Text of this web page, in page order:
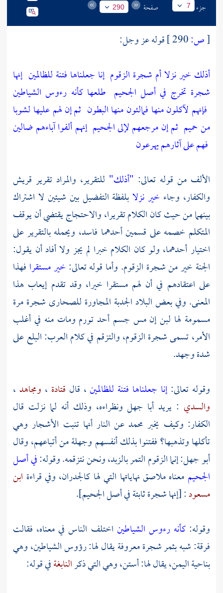
جزء 7 صفحة 290
[ص:
قوله عز وجل:
أذلك خير نزلا أم شجرة الزقوم إنا جعلناها فتنة للظالمين إنها
شجرة تخرج في أصل الجحيم طلعها كأنه رءوس الشياطين
فإنهم لآكلون منها فمالئون منها البطون ثم إن لهم عليها لشوبا
من حميم ثم إن مرجعهم لإلى الجحيم إنهم ألفوا آباءهم ضالين
فهم على آثارهم يهرعون
الألف من قوله تعالى: "أذلك" للتقرير، والمراد تقرير قريش
والكفار، وجاء خير نزلابلفظة التفضيل بين شيئين لا اشتراك
بينهما من حيث كان الكلام تقريرا، والاحتجاج يقتضي أن يوقف
المتكلم خصمه على قسمين أحدهما فاسد، ويحمله بالتقرير على
اختيار أحدهما، ولو كان الكلام خبرا لم يجز ولا أفاد أن يقول:
الجنة خير من شجرة الزقوم. وأما قوله تعالى: خير مستقرا فهذا
على اعتقادهم في أن لهم مستقرا خيرا، وقد تقدم إيعاب هذا
المعنى. وفي بعض البلاد الجدبة المجاورة للصحارى شجرة مرة
مسمومة لها لبن إن مس جسم أحد تورم ومات منه في أغلب
الأمر، تسمى شجرة الزقوم، والتزقم في كلام العرب: البلع على
شدة وجهد.
وقوله تعالى:إنا جعلناها فتنة للظالمين، قال قتادة ، ومجاهد ،
والسدي : يريد أبا جهل ونظراءه، وذلك أنه لما نزلت قال
الكفار: وكيف يخبر محمد عن النار أنها تنبت الأشجار وهي
تأكلها وتذهبها؟ ففتنوا بذلك أنفسهم وجهلة من أتباعهم، وقال
أبو جهل:إنما الزقوم التمر بالزبد، ونحن نتزقمه. وقوله:في أصل
الجحيم معناه ملاصق نهاياتها التي لها كالجدران، وفي قراءة ابن
مسعود: [إنها شجرة ثابتة في أصل الجحيم].
وقوله:كأنه رءوس الشياطين اختلف الناس في معناه، فقالت
فرقة: شبه بثمر شجرة معروفة يقال لها: رؤوس الشياطين، وهي
بناحيةاليمن،يقال لها: أستن، وهي التي ذكرالنابغةفي قوله: